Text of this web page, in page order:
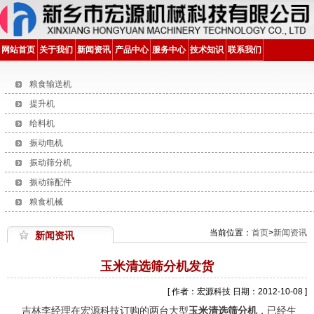
网站首页 关于我们 新闻资讯 产品中心 服务中心 技术知识 联系我们
粮食输送机
提升机
给料机
振动电机
振动筛分机
振动筛配件
粮食机械
新闻资讯 当前位置： 首页>新闻资讯
玉米清选筛分机发货
[ 作者：宏源科技 日期：2012-10-08 ]
吉林李经理在宏源科技订购的两台大型玉米清选筛分机，已经生